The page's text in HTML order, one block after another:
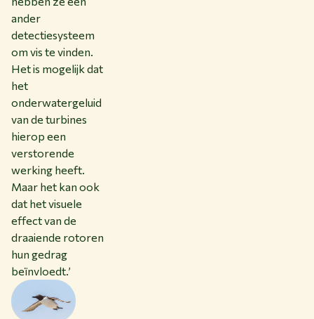
ander
detectiesysteem
om vis te vinden.
Het is mogelijk dat
het
onderwatergeluid
van de turbines
hierop een
verstorende
werking heeft.
Maar het kan ook
dat het visuele
effect van de
draaiende rotoren
hun gedrag
beïnvloedt.’